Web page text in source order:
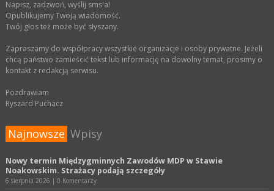
Napisz, zadzwoń, wyślij sms'a!
Opublikujemy Twoją wiadomość.
Twój głos też może być słyszany.
Zapraszamy do współpracy wszystkie organizacje i osoby prywatne. Jeżeli
chcą państwo zamieścić tekst lub informację na dowolny temat, prosimy o
kontakt z redakcją serwisu.
Pozdrawiam
Ryszard Puchacz
Najnowsze Wpisy
Nowy termin Międzygminnych Zawodów MDP w Stawie
Noakowskim. Strażacy podają szczegóły
6 sierpnia 2026 | 0 Komentarzy